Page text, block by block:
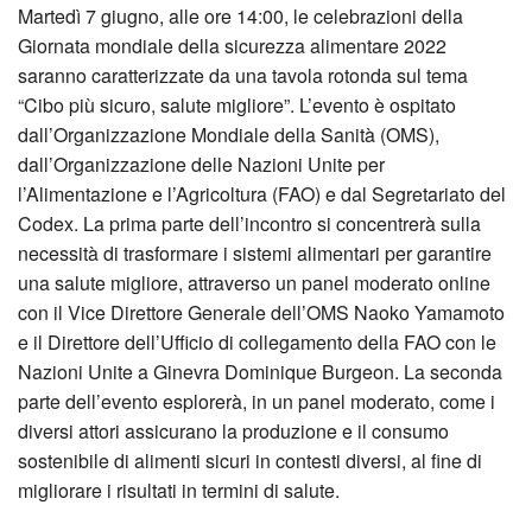
Martedì 7 giugno, alle ore 14:00, le celebrazioni della
Giornata mondiale della sicurezza alimentare 2022
saranno caratterizzate da una tavola rotonda sul tema
“Cibo più sicuro, salute migliore”. L’evento è ospitato
dall’Organizzazione Mondiale della Sanità (OMS),
dall’Organizzazione delle Nazioni Unite per
l’Alimentazione e l’Agricoltura (FAO) e dal Segretariato del
Codex. La prima parte dell’incontro si concentrerà sulla
necessità di trasformare i sistemi alimentari per garantire
una salute migliore, attraverso un panel moderato online
con il Vice Direttore Generale dell’OMS Naoko Yamamoto
e il Direttore dell’Ufficio di collegamento della FAO con le
Nazioni Unite a Ginevra Dominique Burgeon. La seconda
parte dell’evento esplorerà, in un panel moderato, come i
diversi attori assicurano la produzione e il consumo
sostenibile di alimenti sicuri in contesti diversi, al fine di
migliorare i risultati in termini di salute.